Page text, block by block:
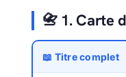
📇 1. Carte
📖 Titre complet